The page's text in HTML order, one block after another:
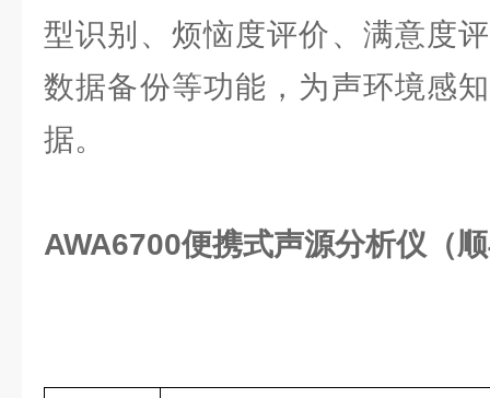
型识别、烦恼度评价、满意度
数据备份等功能，为声环境感
据。
AWA6700便携式声源分析仪（